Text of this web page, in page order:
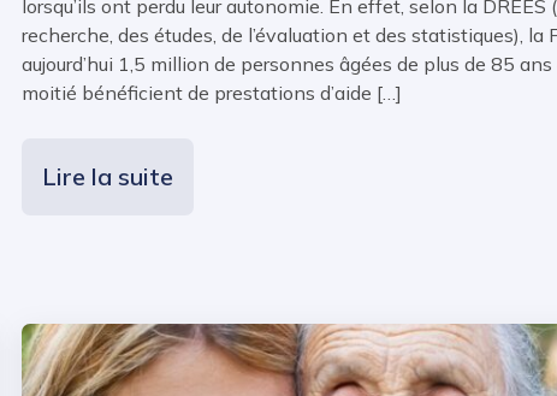
lorsqu’ils ont perdu leur autonomie. En effet, selon la DREES
recherche, des études, de l’évaluation et des statistiques), la
aujourd’hui 1,5 million de personnes âgées de plus de 85
moitié bénéficient de prestations d’aide […]
Lire la suite